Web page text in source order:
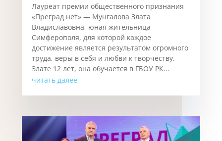
Лауреат премии общественного признания
«Преград нет» — Мунгалова Злата
Владиславовна, юная жительница
Симферополя, для которой каждое
достижение является результатом огромного
труда, веры в себя и любви к творчеству.
Злате 12 лет, она обучается в ГБОУ РК...
читать далее